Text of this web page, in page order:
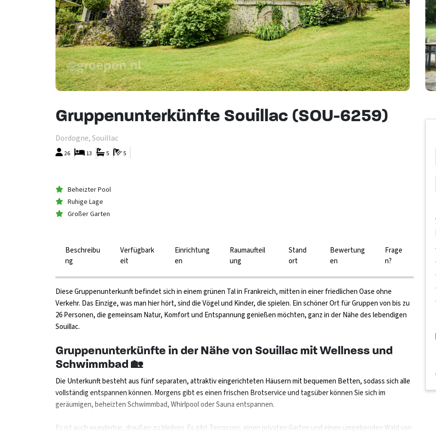
Gruppenunterkünfte Souillac (SOU-6259)
Dordogne, Souillac
26 5
5
13
Beheizter Pool
Ruhige Lage
Großer Garten
Beschreibu
ng
Verfügbark
eit
Einrichtung
en
Raumaufteil
ung
Stand
ort
Bewertung
en
Frage
n?
Diese Gruppenunterkunft befindet sich in einem grünen Tal in Frankreich, mitten in einer friedlichen Oase ohne
Verkehr. Das Einzige, was man hier hört, sind die Vögel und Kinder, die spielen. Ein schöner Ort für Gruppen von bis zu
26 Personen, die gemeinsam Natur, Komfort und Entspannung genießen möchten, ganz in der Nähe des lebendigen
Souillac.
Gruppenunterkünfte in der Nähe von Souillac mit Wellness und
Schwimmbad 🏡
Die Unterkunft besteht aus fünf separaten, attraktiv eingerichteten Häusern mit bequemen Betten, sodass sich alle
vollständig entspannen können. Morgens gibt es einen frischen Brotservice und tagsüber können Sie sich im
geräumigen, beheizten Schwimmbad, Whirlpool oder Sauna entspannen.
Es ist auch wunderbar, draußen zu bleiben. Es gibt Terrassen, einen privaten Garten und einen umgebenden Wald von